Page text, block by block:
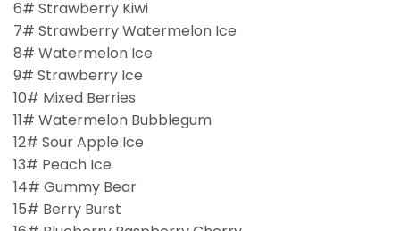
6# Strawberry Kiwi
7# Strawberry Watermelon Ice
8# Watermelon Ice
9# Strawberry Ice
10# Mixed Berries
11# Watermelon Bubblegum
12# Sour Apple Ice
13# Peach Ice
14# Gummy Bear
15# Berry Burst